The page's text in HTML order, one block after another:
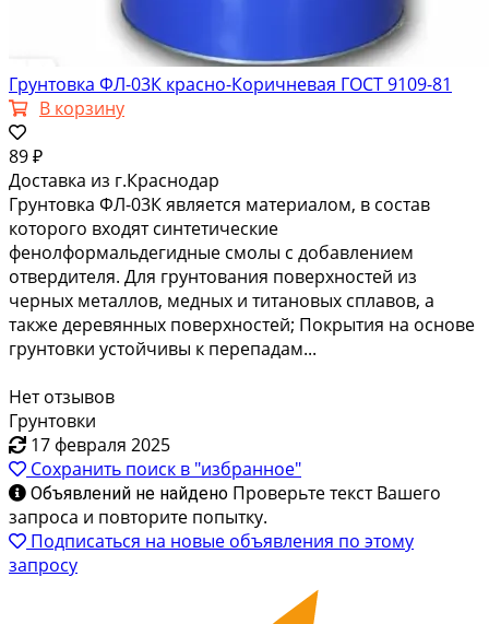
Грунтовка ФЛ-03К красно-Коричневая ГОСТ 9109-81
В корзину
89 ₽
Доставка из г.Краснодар
Грунтовка ФЛ-03К является материалом, в состав
которого входят синтетические
фенолформальдегидные смолы с добавлением
отвердителя. Для грунтования поверхностей из
черных металлов, медных и титановых сплавов, а
также деревянных поверхностей; Покрытия на основе
грунтовки устойчивы к перепадам...
Нет отзывов
Грунтовки
17 февраля 2025
Сохранить поиск в "избранное"
Объявлений не найдено Проверьте текст Вашего
запроса и повторите попытку.
Подписаться на новые объявления по этому
запросу